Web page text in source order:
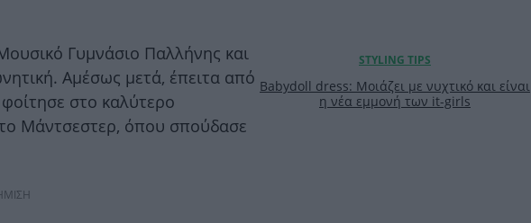
Γυμνάσιο Παλλήνης και
Αμέσως μετά, έπειτα από
φοίτησε στο καλύτερο
Μάντσεστερ, όπου σπούδασε
Babydoll dress: Μοιάζει με νυχτικό και είναι
η νέα εμμονή των it-girls